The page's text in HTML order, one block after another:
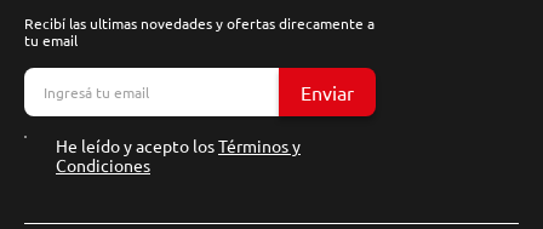
Recibí las ultimas novedades y ofertas direcamente a
tu email
Enviar
He leído y acepto losTérminos y
Condiciones